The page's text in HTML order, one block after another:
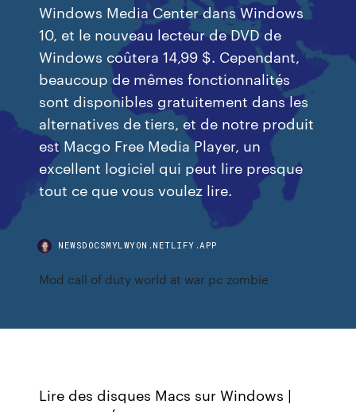
Windows Media Center dans Windows
10, et le nouveau lecteur de DVD de
Windows coûtera 14,99 $. Cependant,
beaucoup de mêmes fonctionnalités
sont disponibles gratuitement dans les
alternatives de tiers, et de notre produit
est Macgo Free Media Player, un
excellent logiciel qui peut lire presque
tout ce que vous voulez lire.
NEWSDOCSMYLWYON.NETLIFY.APP
Mod call of duty world at war pc zombie
Lire des disques Macs sur Windows |